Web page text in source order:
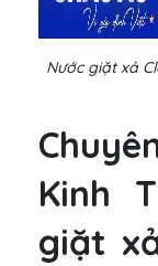
Nước giặt xả
Kinh
giặt